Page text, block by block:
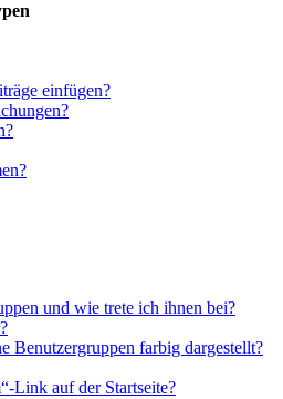
einfügen?
und wie trete ich ihnen bei?
Benutzergruppen farbig dargestellt?
Link auf der Startseite?